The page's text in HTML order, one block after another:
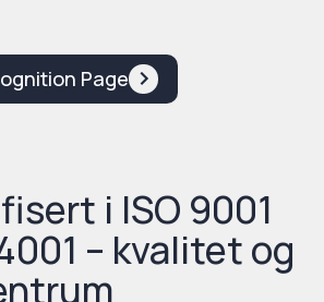
Page
i ISO 9001
– kvalitet og